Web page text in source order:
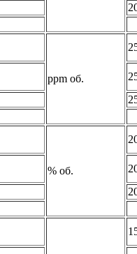
ppm об.
% об.